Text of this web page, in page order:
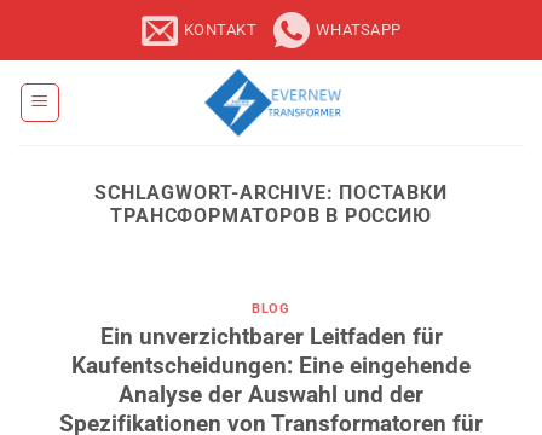
KONTAKT WHATSAPP
SCHLAGWORT-ARCHIVE: ПОСТАВКИ
ТРАНСФОРМАТОРОВ В РОССИЮ
BLOG
Ein unverzichtbarer Leitfaden für
Kaufentscheidungen: Eine eingehende
Analyse der Auswahl und der
Spezifikationen von Transformatoren für